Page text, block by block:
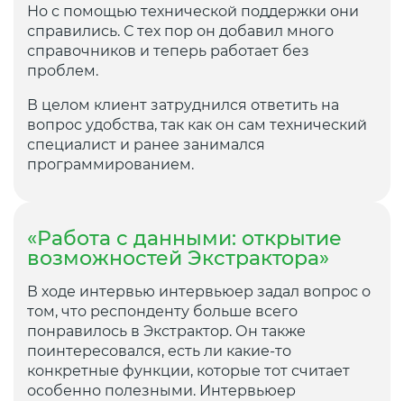
Но с помощью технической поддержки они
справились. С тех пор он добавил много
справочников и теперь работает без
проблем.
В целом клиент затруднился ответить на
вопрос удобства, так как он сам технический
специалист и ранее занимался
программированием.
«Работа с данными: открытие
возможностей Экстрактора»
В ходе интервью интервьюер задал вопрос о
том, что респонденту больше всего
понравилось в Экстрактор. Он также
поинтересовался, есть ли какие-то
конкретные функции, которые тот считает
особенно полезными. Интервьюер